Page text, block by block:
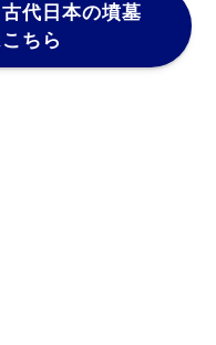
代日本の墳墓
ちら